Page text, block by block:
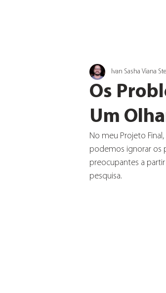
Os
Um
Ivan Sasha Viana
No meu Projeto
podemos ignorar os
preocupantes a
pesquisa.